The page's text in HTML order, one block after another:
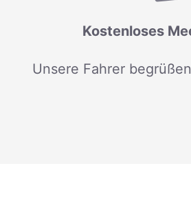
Kostenloses
Unsere Fahrer